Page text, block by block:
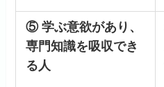
⑤ 学ぶ意欲があり、
専門知識を吸収でき
る人